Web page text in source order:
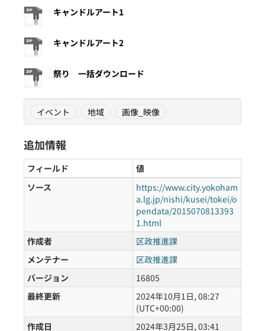
キャンドルアート1
キャンドルアート2
祭り 一括ダウンロード
イベント 地域 画像_映像
追加情報
フィールド
値
ソース
https://www.city.yokoham
a.lg.jp/nishi/kusei/tokei/o
pendata/2015070813393
1.html
作成者
区政推進課
メンテナー
区政推進課
バージョン
16805
最終更新
2024年10月1日, 08:27
(UTC+00:00)
作成日
2024年3月25日, 03:41